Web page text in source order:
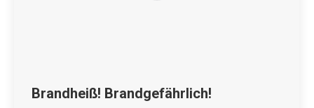
Brandheiß! Brandgefährlich!